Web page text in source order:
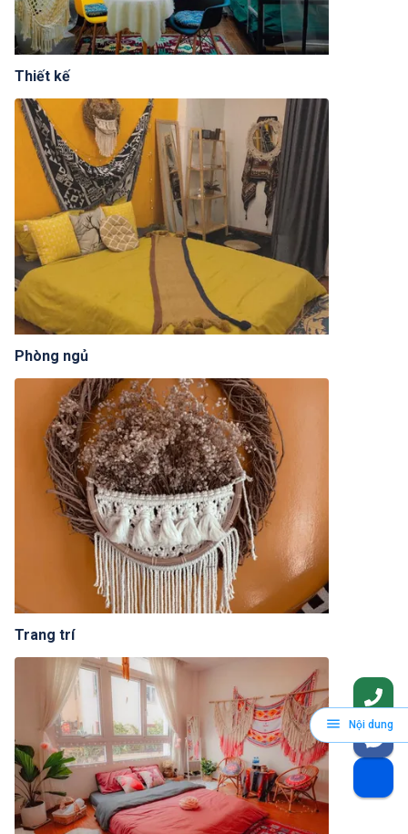
Thiết kế
Phòng ngủ
Trang trí
Nội dung